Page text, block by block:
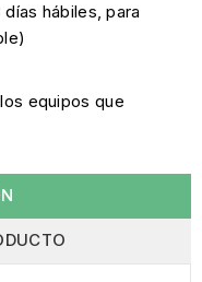
hábiles, para
equipos que